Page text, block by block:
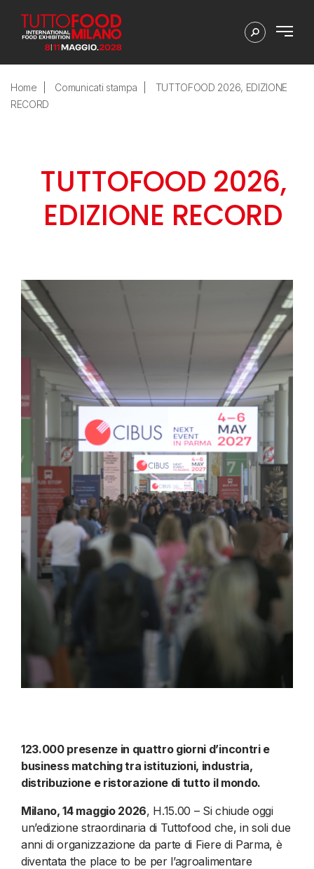
Home Comunicati stampa
TUTTOFOOD 2026, EDIZIONE
RECORD
TUTTOFOOD 2026,
EDIZIONE RECORD
123.000 presenze in quattro giorni d’incontri e
business matching tra istituzioni, industria,
distribuzione e ristorazione di tutto il mondo.
Milano, 14 maggio 2026, H.15.00 – Si chiude oggi
un’edizione straordinaria di Tuttofood che, in soli due
anni di organizzazione da parte di Fiere di Parma, è
diventata the place to be per l’agroalimentare